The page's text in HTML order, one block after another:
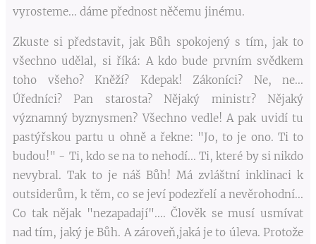
vyrosteme... dáme přednost něčemu jinému.
Zkuste si představit, jak Bůh spokojený s tím, jak to
všechno udělal, si říká: A kdo bude prvním svědkem
toho všeho? Kněží? Kdepak! Zákoníci? Ne, ne...
Úředníci? Pan starosta? Nějaký ministr? Nějaký
významný byznysmen? Všechno vedle! A pak uvidí tu
pastýřskou partu u ohně a řekne: "Jo, to je ono. Ti to
budou!" - Ti, kdo se na to nehodí... Ti, které by si nikdo
nevybral. Tak to je náš Bůh! Má zvláštní inklinaci k
outsiderům, k těm, co se jeví podezřelí a nevěrohodní...
Co tak nějak "nezapadají".... Člověk se musí usmívat
nad tím, jaký je Bůh. A zároveň,jaká je to úleva. Protože